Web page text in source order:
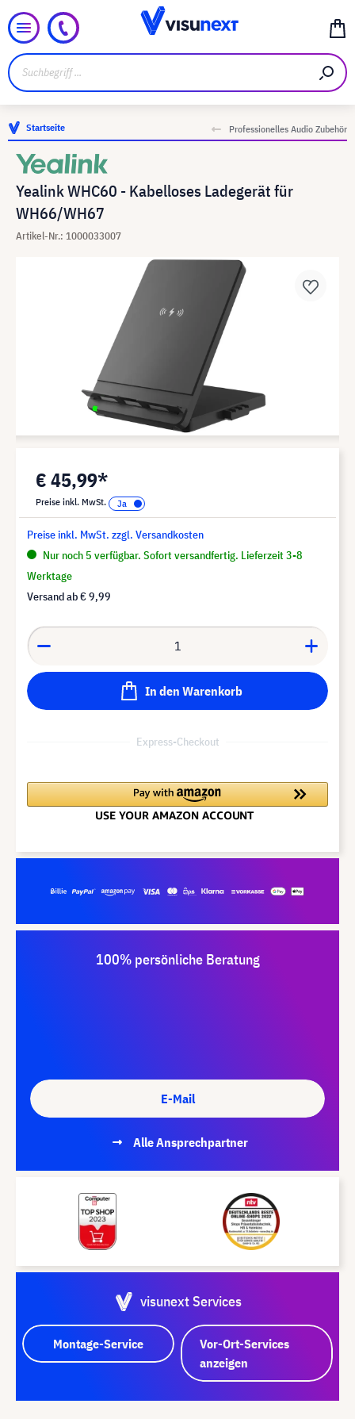
Startseite Professionelles Audio Zubehör
Yealink WHC60 - Kabelloses Ladegerät für
WH66/WH67
Artikel-Nr.: 1000033007
€ 45,99*
Preise inkl. MwSt.
Preise inkl. MwSt. zzgl. Versandkosten
Nur noch 5 verfügbar. Sofort versandfertig. Lieferzeit 3-8
Werktage
Versand ab€ 9,99
In den Warenkorb
Express-Checkout
100% persönliche Beratung
E-Mail
Alle Ansprechpartner
visunext Services
Montage-Service
Vor-Ort-Services
anzeigen